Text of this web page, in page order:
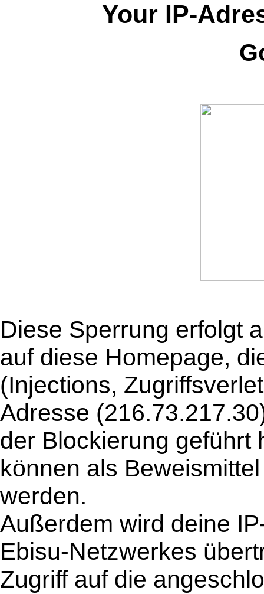
Your IP-
Diese Sperrung erfolgt
auf diese Homepage,
(Injections,
Adresse
der Blockierung geführt
können als
werden.
Außerdem wird deine
Ebisu-Netzwerkes
Zugriff auf die